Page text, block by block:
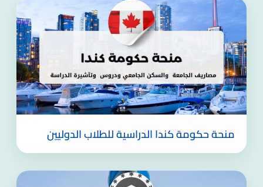
منحة حكومة كندا الدراسية للطلاب الدوليين